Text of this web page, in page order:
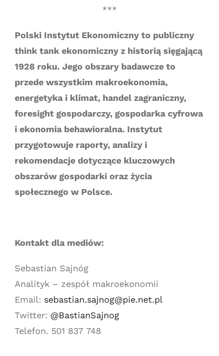
***
Polski Instytut Ekonomiczny to publiczny
think tank ekonomiczny z historią sięgającą
1928 roku. Jego obszary badawcze to
przede wszystkim makroekonomia,
energetyka i klimat, handel zagraniczny,
foresight gospodarczy, gospodarka cyfrowa
i ekonomia behawioralna. Instytut
przygotowuje raporty, analizy i
rekomendacje dotyczące kluczowych
obszarów gospodarki oraz życia
społecznego w Polsce.
Kontakt dla mediów:
Sebastian Sajnóg
Analityk – zespół makroekonomii
Email: sebastian.sajnog@pie.net.pl
Twitter: @BastianSajnog
Telefon. 501 837 748